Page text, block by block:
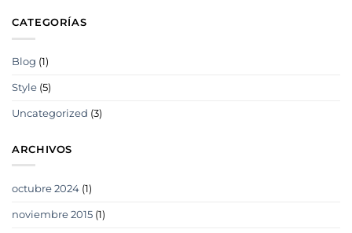
CATEGORÍAS
Blog (1)
Style (5)
Uncategorized (3)
ARCHIVOS
octubre 2024 (1)
noviembre 2015 (1)